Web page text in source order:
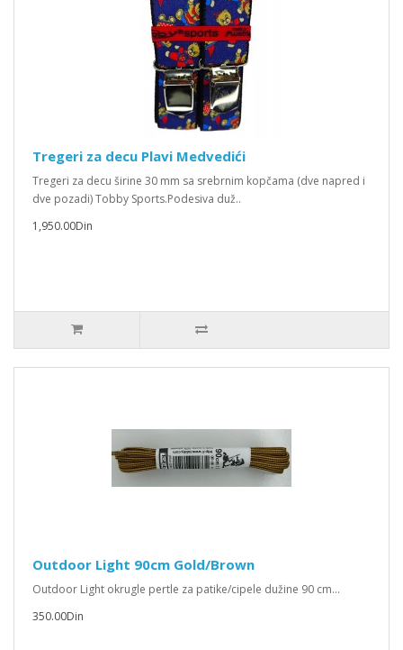
Tregeri za decu Plavi Medvedići
Tregeri za decu širine 30 mm sa srebrnim kopčama (dve napred i
dve pozadi) Tobby Sports.Podesiva duž..
1,950.00Din
Outdoor Light 90cm Gold/Brown
Outdoor Light okrugle pertle za patike/cipele dužine 90 cm...
350.00Din